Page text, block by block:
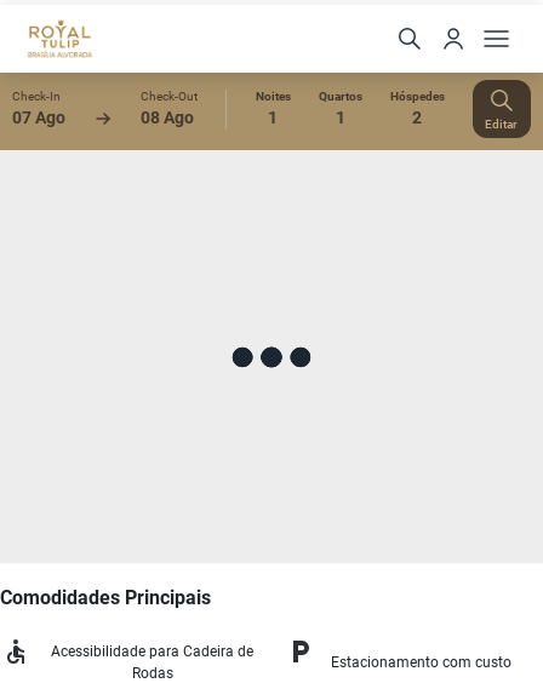
Check-In
07 Ago
Check-Out
08 Ago
Noites
1
Quartos
1
Hóspedes
2 Editar
Comodidades Principais
Acessibilidade para Cadeira de
Rodas
Estacionamento com custo